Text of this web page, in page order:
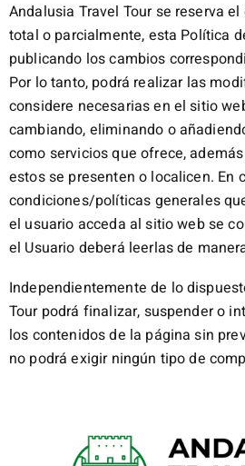
Andalusia Travel Tour se reserva
total o parcialmente, esta Política
publicando los cambios
Por lo tanto, podrá realizar las
considere necesarias en el sitio
cambiando, eliminando o
como servicios que ofrece,
estos se presenten o localicen. En
condiciones/políticas generales
el usuario acceda al sitio web se
el Usuario deberá leerlas de
Independientemente de lo
Tour podrá finalizar, suspender o
los contenidos de la página sin
no podrá exigir ningún tipo de